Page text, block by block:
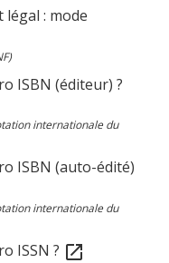
: mode
ISBN (éditeur) ?
internationale du
ISBN (auto-édité)
internationale du
ISSN ? open_in_new